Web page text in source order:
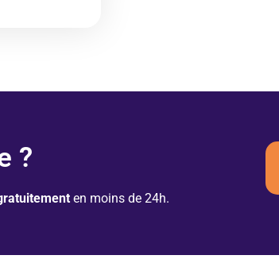
?
en moins de 24h.